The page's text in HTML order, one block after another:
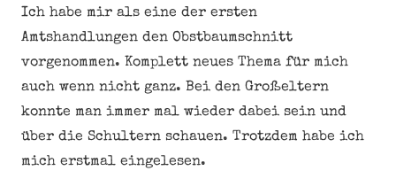
Ich habe mir als eine der ersten
Amtshandlungen den Obstbaumschnitt
vorgenommen. Komplett neues Thema für mich
auch wenn nicht ganz. Bei den Großeltern
konnte man immer mal wieder dabei sein und
über die Schultern schauen. Trotzdem habe ich
mich erstmal eingelesen.